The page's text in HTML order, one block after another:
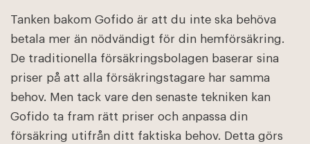
Tanken bakom Gofido är att du inte ska behöva
betala mer än nödvändigt för din hemförsäkring.
De traditionella försäkringsbolagen baserar sina
priser på att alla försäkringstagare har samma
behov. Men tack vare den senaste tekniken kan
Gofido ta fram rätt priser och anpassa din
försäkring utifrån ditt faktiska behov. Detta görs